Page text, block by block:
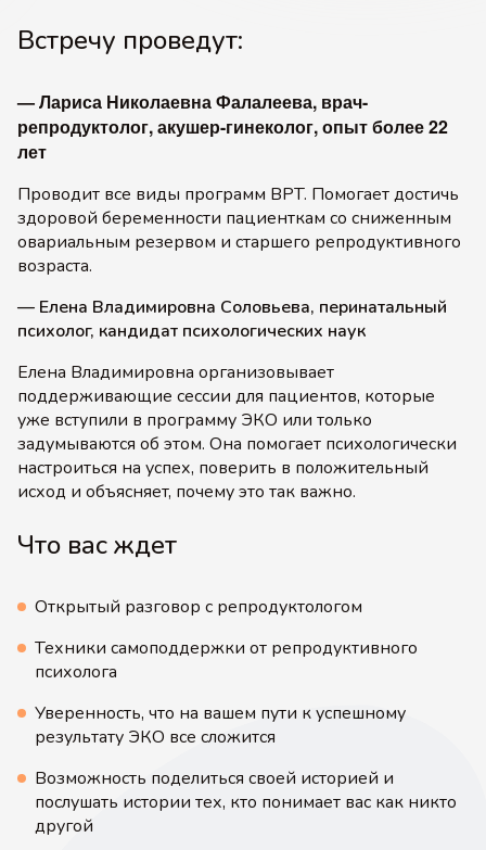
Встречу проведут:
— Лариса Николаевна Фалалеева, врач-
репродуктолог, акушер-гинеколог, опыт более 22
лет
Проводит все виды программ ВРТ. Помогает достичь
здоровой беременности пациенткам со сниженным
овариальным резервом и старшего репродуктивного
возраста.
— Елена Владимировна Соловьева, перинатальный
психолог, кандидат психологических наук
Елена Владимировна организовывает
поддерживающие сессии для пациентов, которые
уже вступили в программу ЭКО или только
задумываются об этом. Она помогает психологически
настроиться на успех, поверить в положительный
исход и объясняет, почему это так важно.
Что вас ждет
Открытый разговор с репродуктологом
Техники самоподдержки от репродуктивного
психолога
Уверенность, что на вашем пути к успешному
результату ЭКО все сложится
Возможность поделиться своей историей и
послушать истории тех, кто понимает вас как никто
другой